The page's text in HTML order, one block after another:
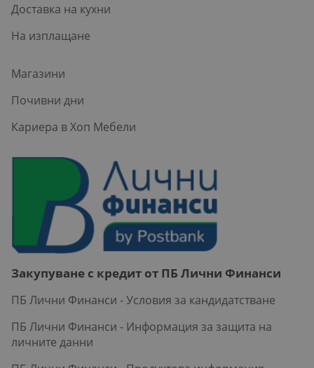
Доставка на кухни
На изплащане
Магазини
Почивни дни
Кариера в Хоп Мебели
Закупуване с кредит от ПБ Лични Финанси
ПБ Лични Финанси - Условия за кандидатстване
ПБ Лични Финанси - Информация за защита на
личните данни